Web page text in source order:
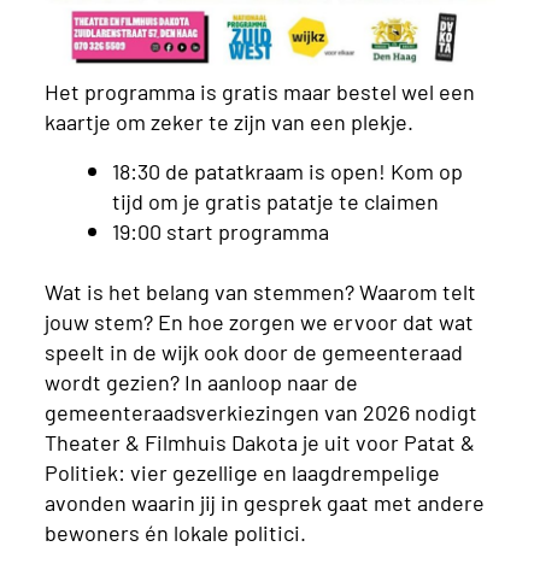
Het programma is gratis maar bestel wel een
kaartje om zeker te zijn van een plekje.
18:30 de patatkraam is open! Kom op
tijd om je gratis patatje te claimen
19:00 start programma
Wat is het belang van stemmen? Waarom telt
jouw stem? En hoe zorgen we ervoor dat wat
speelt in de wijk ook door de gemeenteraad
wordt gezien? In aanloop naar de
gemeenteraadsverkiezingen van 2026 nodigt
Theater & Filmhuis Dakota je uit voor Patat &
Politiek: vier gezellige en laagdrempelige
avonden waarin jij in gesprek gaat met andere
bewoners én lokale politici.